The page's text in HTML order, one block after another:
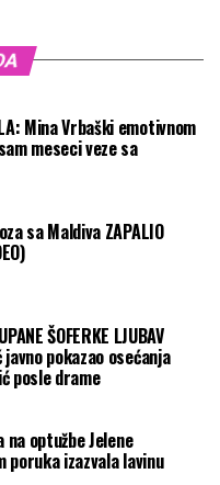
Mina Vrbaški emotivnom
meseci veze sa
sa Maldiva ZAPALIO
ŠOFERKE LJUBAV
javno pokazao osećanja
posle drame
optužbe Jelene
poruka izazvala lavinu